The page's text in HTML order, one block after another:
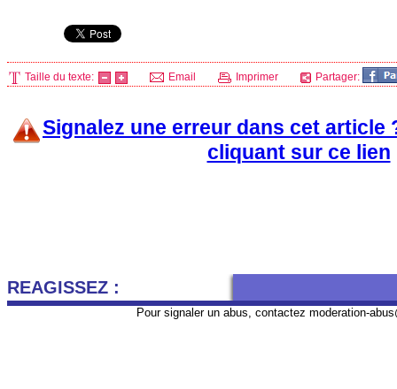
Taille du texte: Email Imprimer Partager:
Signalez une erreur dans cet article
cliquant sur ce lien
REAGISSEZ :
Pour signaler un abus, contactez moderation-